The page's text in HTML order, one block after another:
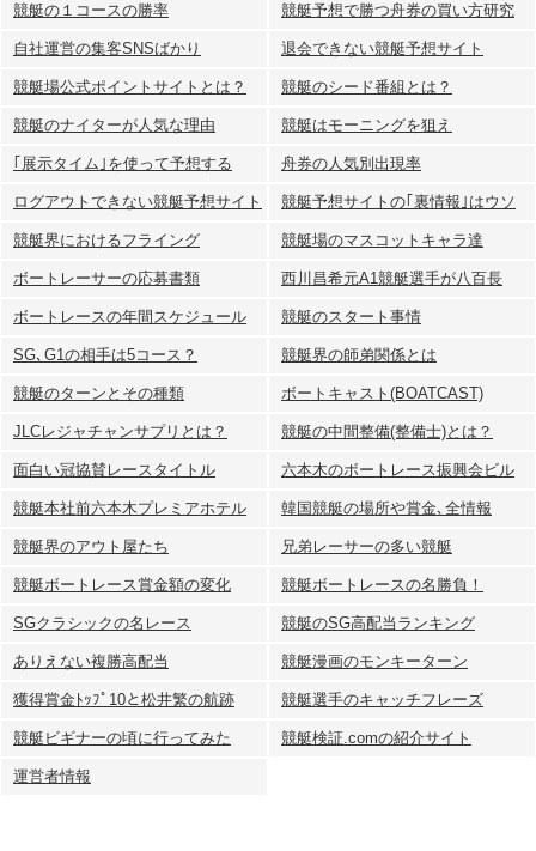
競艇の１コースの勝率 競艇予想で勝つ舟券の買い方研究
自社運営の集客SNSばかり 退会できない競艇予想サイト
競艇場公式ポイントサイトとは？ 競艇のシード番組とは？
競艇のナイターが人気な理由 競艇はモーニングを狙え
｢展示タイム｣を使って予想する 舟券の人気別出現率
ログアウトできない競艇予想サイト 競艇予想サイトの｢裏情報｣はウソ
競艇界におけるフライング 競艇場のマスコットキャラ達
ボートレーサーの応募書類 西川昌希元A1競艇選手が八百長
ボートレースの年間スケジュール 競艇のスタート事情
SG､G1の相手は5コース？ 競艇界の師弟関係とは
競艇のターンとその種類 ボートキャスト(BOATCAST)
JLCレジャチャンサプリとは？ 競艇の中間整備(整備士)とは？
面白い冠協賛レースタイトル 六本木のボートレース振興会ビル
競艇本社前六本木プレミアホテル 韓国競艇の場所や賞金､全情報
競艇界のアウト屋たち 兄弟レーサーの多い競艇
競艇ボートレース賞金額の変化 競艇ボートレースの名勝負！
SGクラシックの名レース 競艇のSG高配当ランキング
ありえない複勝高配当 競艇漫画のモンキーターン
獲得賞金ﾄｯﾌﾟ10と松井繁の航跡 競艇選手のキャッチフレーズ
競艇ビギナーの頃に行ってみた 競艇検証.comの紹介サイト
運営者情報